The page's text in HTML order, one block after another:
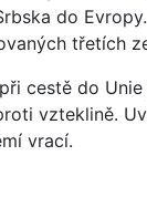
do
třetích
cestě do
vzteklině.
vrací.